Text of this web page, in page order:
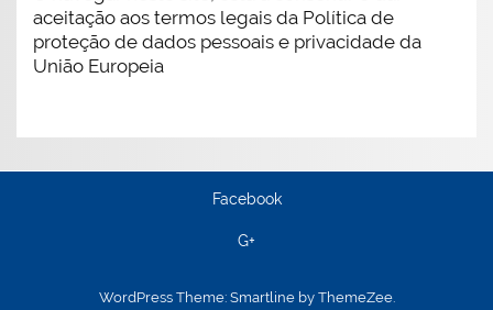
aceitação aos termos legais da Política de
proteção de dados pessoais e privacidade da
União Europeia
Facebook
G+
WordPress Theme: Smartline by ThemeZee.